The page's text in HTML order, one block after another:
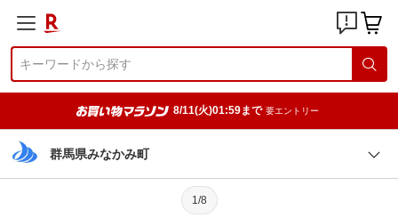
8/11(火)01:59まで 要エントリー
群馬県みなかみ町
1/8